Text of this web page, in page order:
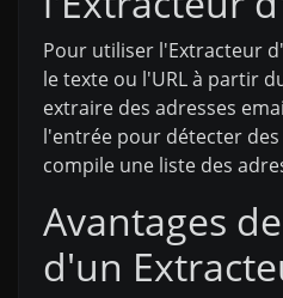
Pour utiliser l'Extracteur
le texte ou l'URL à partir
extraire des adresses
l'entrée pour détecter
compile une liste des
Avantages
d'un